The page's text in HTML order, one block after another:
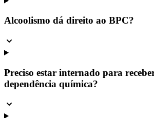
Alcoolismo dá direito ao BPC?
Preciso estar internado para
dependência química?